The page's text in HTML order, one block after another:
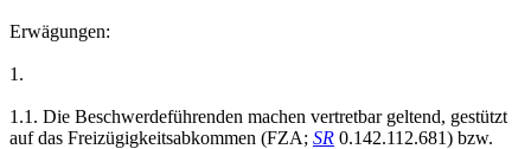
Erwägungen:
1.
1.1. Die Beschwerdeführenden machen vertretbar geltend, gestützt
auf das Freizügigkeitsabkommen (FZA; SR 0.142.112.681) bzw.